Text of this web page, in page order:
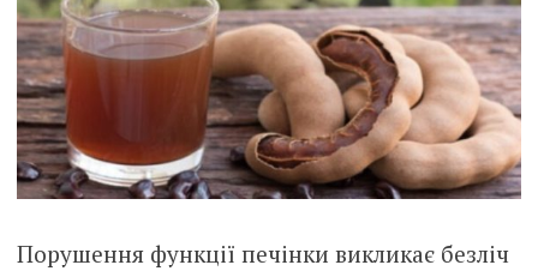
Порушення функції печінки викликає безліч